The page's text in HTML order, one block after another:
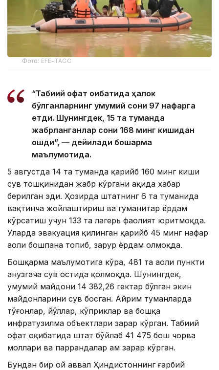
Фото: EFE-ТАСС
“Табиий офат оқибатида ҳалок
бўлганларнинг умумий сони 97 нафарга
етди. Шунингдек, 15 та туманда
жабрланганлар сони 168 минг кишидан
ошди”, — дейилади бошқарма
маълумотида.
5 августда 14 та туманда қарийб 160 минг киши
сув тошқинидан жабр кўргани ҳақида хабар
берилган эди. Ҳозирда штатнинг 6 та туманида
вақтинча жойлаштириш ва гуманитар ёрдам
кўрсатиш учун 133 та лагерь фаолият юритмоқда.
Уларда эвакуация қилинган қарийб 45 минг нафар
аҳоли бошпана топиб, зарур ёрдам олмоқда.
Бошқарма маълумотига кўра, 481 та аҳоли пункти
ҳанузгача сув остида қолмоқда. Шунингдек,
умумий майдони 14 382,26 гектар бўлган экин
майдонларини сув босган. Айрим туманларда
тўғонлар, йўллар, кўприклар ва бошқа
инфратузилма объектлари зарар кўрган. Табиий
офат оқибатида штат бўйлаб 41 475 бош чорва
моллари ва паррандалар ҳам зарар кўрган.
Бундан бир ой аввал Ҳиндистоннинг ғарбий